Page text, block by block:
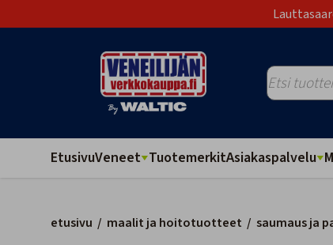
EtusivuVeneet TuotemerkitAsiakaspalvelu
etusivu / maalit ja hoitotuotteet / saumaus ja